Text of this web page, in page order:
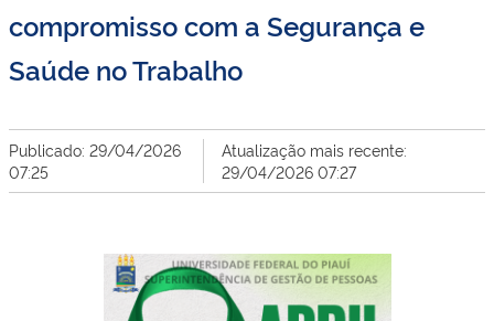
compromisso com a Segurança e
Saúde no Trabalho
Publicado: 29/04/2026
07:25
Atualização mais recente:
29/04/2026 07:27